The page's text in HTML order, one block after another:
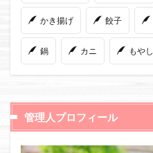
かき揚げ 餃子
鍋 カニ もやし
管理人プロフィール